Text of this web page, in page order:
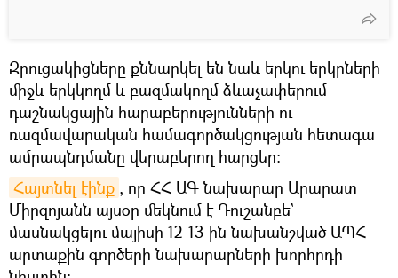
Զրուցակիցները քննարկել են նաև երկու երկրների
միջև երկկողմ և բազմակողմ ձևաչափերում
դաշնակցային հարաբերությունների ու
ռազմավարական համագործակցության հետագա
ամրապնդմանը վերաբերող հարցեր:
Հայտնել էինք , որ ՀՀ ԱԳ նախարար Արարատ
Միրզոյանն այսօր մեկնում է Դուշանբե`
մասնակցելու մայիսի 12-13-ին նախանշված ԱՊՀ
արտաքին գործերի նախարարների խորհրդի